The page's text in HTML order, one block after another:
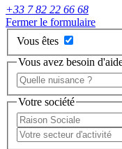
+33 7 82 22 66 68
Fermer le formulaire
Vous êtes
Vous avez besoin
Votre société